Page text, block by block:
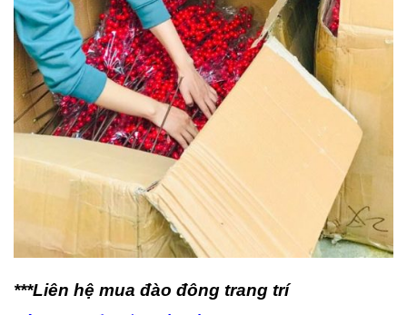
***Liên hệ mua đào đông trang trí